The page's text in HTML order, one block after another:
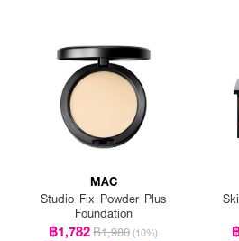
MAC
Studio Fix Powder Plus
Foundation
฿1,782฿1,980 (10%)